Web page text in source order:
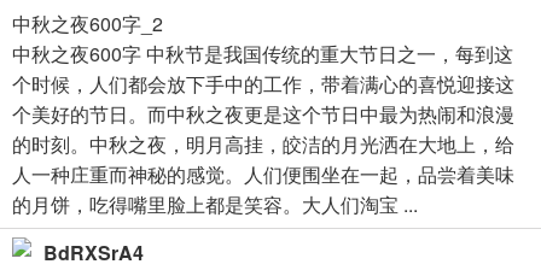
中秋之夜600字_2
中秋之夜600字 中秋节是我国传统的重大节日之一，每到这
个时候，人们都会放下手中的工作，带着满心的喜悦迎接这
个美好的节日。而中秋之夜更是这个节日中最为热闹和浪漫
的时刻。中秋之夜，明月高挂，皎洁的月光洒在大地上，给
人一种庄重而神秘的感觉。人们便围坐在一起，品尝着美味
的月饼，吃得嘴里脸上都是笑容。大人们淘宝 ...
BdRXSrA4